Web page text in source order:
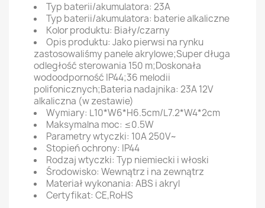
Typ baterii/akumulatora: 23A
Typ baterii/akumulatora: baterie alkaliczne
Kolor produktu: Biały/czarny
Opis produktu: Jako pierwsi na rynku
zastosowaliśmy panele akrylowe;Super długa
odległość sterowania 150 m;Doskonała
wodoodporność IP44;36 melodii
polifonicznych;Bateria nadajnika: 23A 12V
alkaliczna (w zestawie)
Wymiary: L10*W6*H6.5cm/L7.2*W4*2cm
Maksymalna moc: ≤0.5W
Parametry wtyczki: 10A 250V~
Stopień ochrony: IP44
Rodzaj wtyczki: Typ niemiecki i włoski
Środowisko: Wewnątrz i na zewnątrz
Materiał wykonania: ABS i akryl
Certyfikat: CE,RoHS